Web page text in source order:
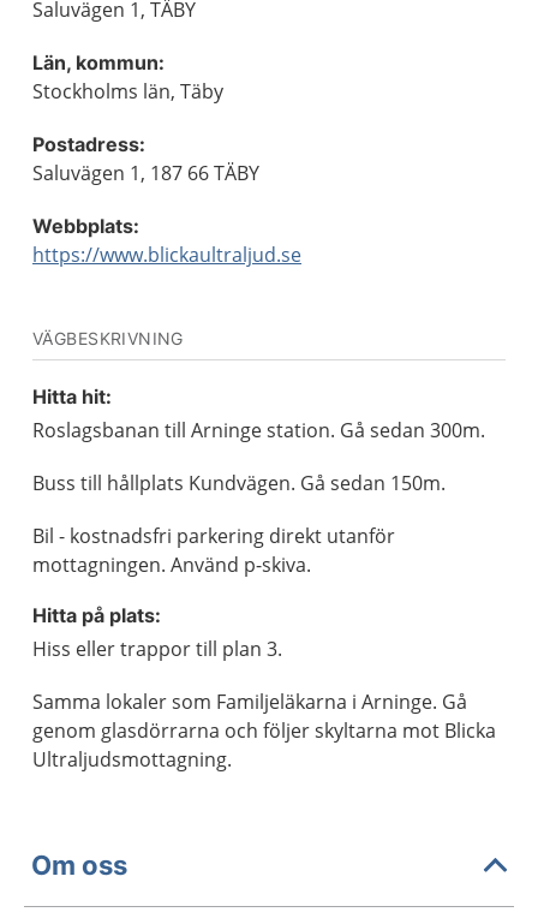
Saluvägen 1, TÄBY
Län, kommun:
Stockholms län, Täby
Postadress:
Saluvägen 1, 187 66 TÄBY
Webbplats:
https://www.blickaultraljud.se
VÄGBESKRIVNING
Hitta hit:
Roslagsbanan till Arninge station. Gå sedan 300m.
Buss till hållplats Kundvägen. Gå sedan 150m.
Bil - kostnadsfri parkering direkt utanför
mottagningen. Använd p-skiva.
Hitta på plats:
Hiss eller trappor till plan 3.
Samma lokaler som Familjeläkarna i Arninge. Gå
genom glasdörrarna och följer skyltarna mot Blicka
Ultraljudsmottagning.
Om oss